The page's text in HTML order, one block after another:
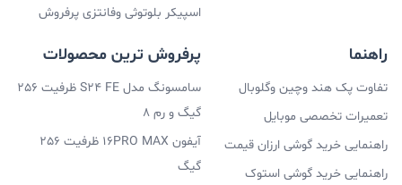
اسپیکر بلوتوثی وفانتزی پرفروش
راهنما
تفاوت پک هند وچین وگلوبال
تعمیرات تخصصی موبایل
راهنمایی خرید گوشی ارزان قیمت
راهنمایی خرید گوشی استوک
پرفروش ترین محصولات
سامسونگ مدل S24 FE ظرفیت 256
گیگ و رم 8
آیفون 16PRO MAX ظرفیت 256
گیگ